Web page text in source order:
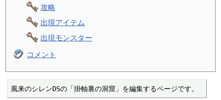
攻略
出現アイテム
出現モンスター
コメント
風来のシレンDSの「掛軸裏の洞窟」を編集するページです。